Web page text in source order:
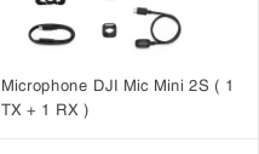
Microphone DJI Mic Mini 2S ( 1
TX + 1 RX )